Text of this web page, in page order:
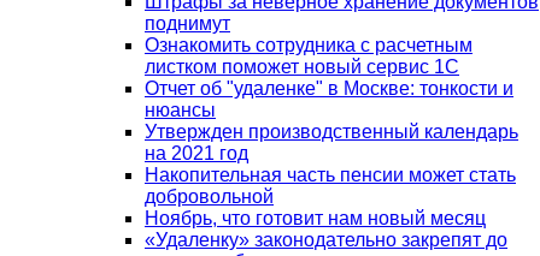
поднимут
Ознакомить сотрудника с расчетным
листком поможет новый сервис 1С
Отчет об "удаленке" в Москве: тонкости и
нюансы
Утвержден производственный календарь
на 2021 год
Накопительная часть пенсии может стать
добровольной
Ноябрь, что готовит нам новый месяц
«Удаленку» законодательно закрепят до